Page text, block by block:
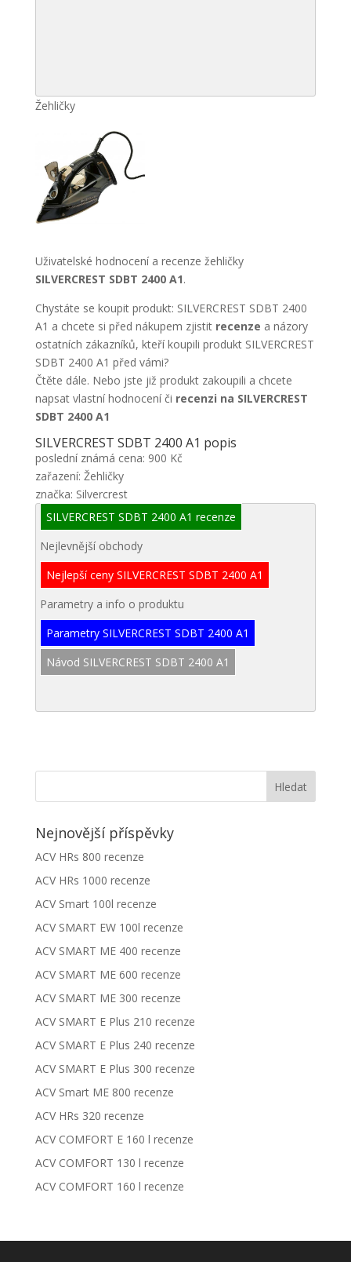
Žehličky
Uživatelské hodnocení a recenze žehličky
SILVERCREST SDBT 2400 A1.
Chystáte se koupit produkt: SILVERCREST SDBT 2400
A1 a chcete si před nákupem zjistit recenze a názory
ostatních zákazníků, kteří koupili produkt SILVERCREST
SDBT 2400 A1 před vámi?
Čtěte dále. Nebo jste již produkt zakoupili a chcete
napsat vlastní hodnocení či recenzi na SILVERCREST
SDBT 2400 A1
SILVERCREST SDBT 2400 A1 popis
poslední známá cena: 900 Kč
zařazení: Žehličky
značka: Silvercrest
SILVERCREST SDBT 2400 A1 recenze
Nejlevnější obchody
Nejlepší ceny SILVERCREST SDBT 2400 A1
Parametry a info o produktu
Parametry SILVERCREST SDBT 2400 A1
Návod SILVERCREST SDBT 2400 A1
Nejnovější příspěvky
ACV HRs 800 recenze
ACV HRs 1000 recenze
ACV Smart 100l recenze
ACV SMART EW 100l recenze
ACV SMART ME 400 recenze
ACV SMART ME 600 recenze
ACV SMART ME 300 recenze
ACV SMART E Plus 210 recenze
ACV SMART E Plus 240 recenze
ACV SMART E Plus 300 recenze
ACV Smart ME 800 recenze
ACV HRs 320 recenze
ACV COMFORT E 160 l recenze
ACV COMFORT 130 l recenze
ACV COMFORT 160 l recenze